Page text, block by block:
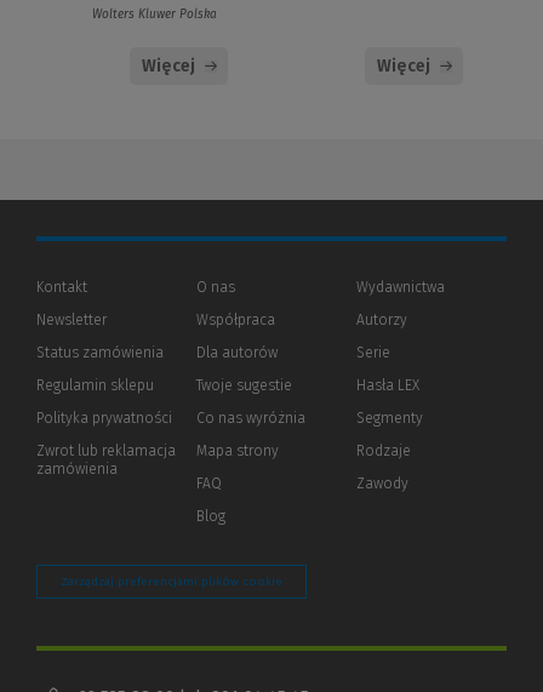
Wolters Kluwer Polska
Więcej Więcej
Kontakt
Newsletter
Status zamówienia
Regulamin sklepu
Polityka prywatności (Nowe
(Link
innej
Zwrot lub reklamacja
zamówienia
O nas
Współpraca
Dla autorów(Nowe
(Link
innej
strony)
Twoje sugestie
Co nas wyróżnia
Mapa strony
FAQ
Blog
Wydawnictwa
Autorzy
Serie
Hasła LEX
Segmenty
Rodzaje
Zawody
Zarządzaj preferencjami plików cookie